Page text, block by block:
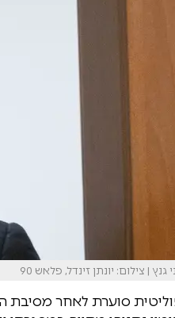
גנץ | צילום: יונתן זינדל, פלאש 90
סוערת לאחר מסיבת